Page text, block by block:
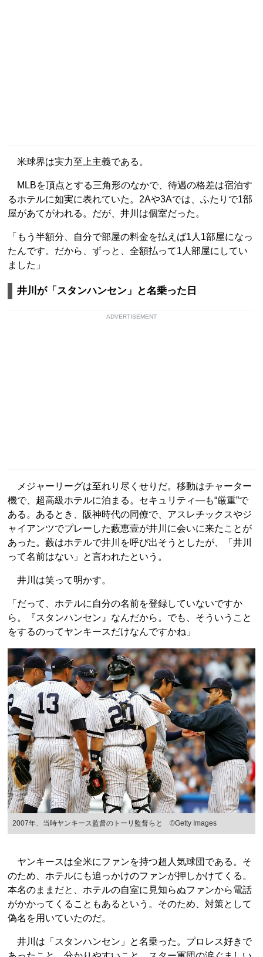
米球界は実力至上主義である。
MLBを頂点とする三角形のなかで、待遇の格差は宿泊す
るホテルに如実に表れていた。2Aや3Aでは、ふたりで1部
屋があてがわれる。だが、井川は個室だった。
「もう半額分、自分で部屋の料金を払えば1人1部屋になっ
たんです。だから、ずっと、全額払って1人部屋にしてい
ました」
井川が「スタンハンセン」と名乗った日
ADVERTISEMENT
メジャーリーグは至れり尽くせりだ。移動はチャーター
機で、超高級ホテルに泊まる。セキュリティ—も“厳重”で
ある。あるとき、阪神時代の同僚で、アスレチックスやジ
ャイアンツでプレーした藪恵壹が井川に会いに来たことが
あった。藪はホテルで井川を呼び出そうとしたが、「井川
って名前はない」と言われたという。
井川は笑って明かす。
「だって、ホテルに自分の名前を登録していないですか
ら。『スタンハンセン』なんだから。でも、そういうこと
をするのってヤンキースだけなんですかね」
2007年、当時ヤンキース監督のトーリ監督らと ©Getty Images
ヤンキースは全米にファンを持つ超人気球団である。そ
のため、ホテルにも追っかけのファンが押しかけてくる。
本名のままだと、ホテルの自室に見知らぬファンから電話
がかかってくることもあるという。そのため、対策として
偽名を用いていたのだ。
井川は「スタンハンセン」と名乗った。プロレス好きで